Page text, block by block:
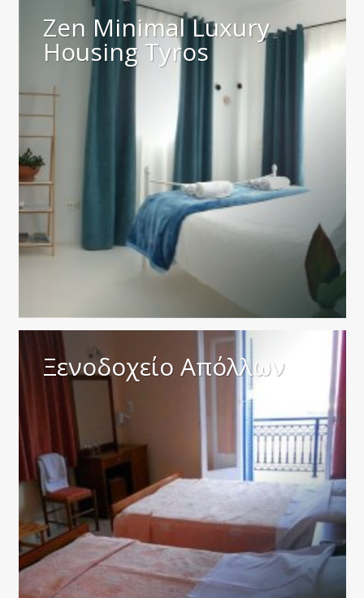
Zen Minimal Luxury
Housing Tyros
Ξενοδοχείο Απόλλων